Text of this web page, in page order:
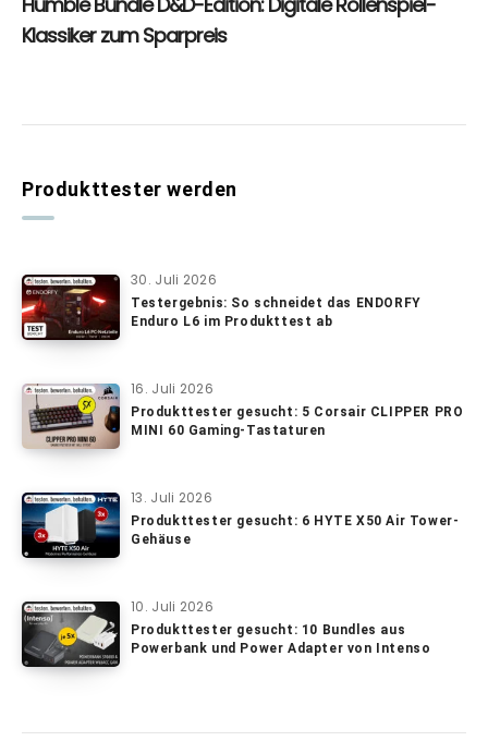
Produkttester werden
30. Juli 2026
Testergebnis: So schneidet das ENDORFY
Enduro L6 im Produkttest ab
16. Juli 2026
Produkttester gesucht: 5 Corsair CLIPPER PRO
MINI 60 Gaming-Tastaturen
13. Juli 2026
Produkttester gesucht: 6 HYTE X50 Air Tower-
Gehäuse
10. Juli 2026
Produkttester gesucht: 10 Bundles aus
Powerbank und Power Adapter von Intenso